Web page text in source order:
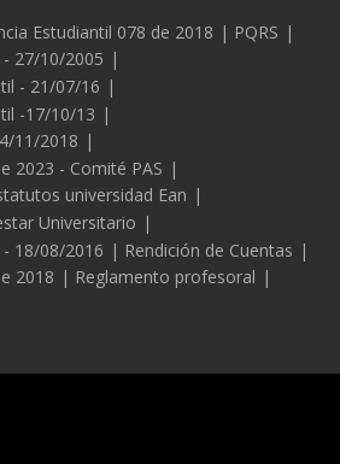
Estudiantil 078 de 2018
PQRS
27/10/2005
- 21/07/16
-17/10/13
11/2018
2023 - Comité PAS
universidad Ean
Universitario
18/08/2016
Rendición de Cuentas
2018
Reglamento profesoral